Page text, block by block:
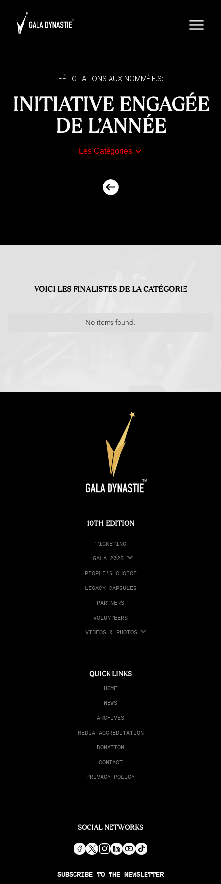
FÉLICITATIONS AUX NOMMÉ.E.S:
INITIATIVE ENGAGÉE
DE L’ANNÉE
Les Catégories
VOICI LES FINALISTES DE LA CATÉGORIE
No items found.
10TH EDITION
TICKETING
GALA 2025
PEOPLE'S CHOICE
LEGACY CAPSULES
PARTNERS
VOLUNTEERS
VIDEOS & PHOTOS
QUICK LINKS
HOME
NEWS
ARCHIVES
MEDIA ACCREDITATION
DONATION
CONTACT
PRIVACY POLICY
SOCIAL NETWORKS
SUBSCRIBE TO THE NEWSLETTER